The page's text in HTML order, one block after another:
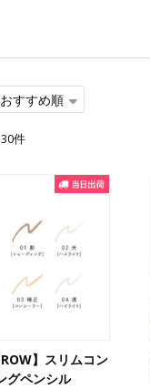
おすすめ順
件
】スリムコン
グペンシル